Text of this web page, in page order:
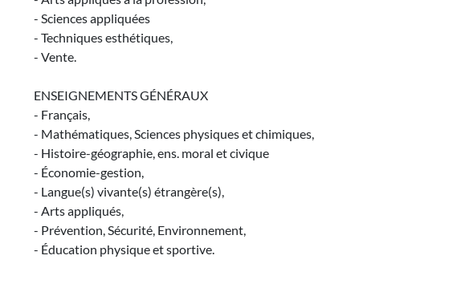
- Sciences appliquées
- Techniques esthétiques,
- Vente.
ENSEIGNEMENTS GÉNÉRAUX
- Français,
- Mathématiques, Sciences physiques et chimiques,
- Histoire-géographie, ens. moral et civique
- Économie-gestion,
- Langue(s) vivante(s) étrangère(s),
- Arts appliqués,
- Prévention, Sécurité, Environnement,
- Éducation physique et sportive.